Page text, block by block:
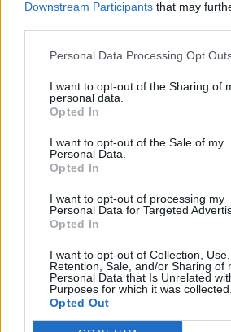
Downstream Participants that may
Personal Data Processing Opt
I want to opt-out of the Sharing of
personal data.
Opted In
I want to opt-out of the Sale of my
Personal Data.
Opted In
I want to opt-out of processing my
Personal Data for Targeted
Opted In
I want to opt-out of Collection, Use,
Retention, Sale, and/or Sharing of
Personal Data that Is Unrelated
Purposes for which it was collected.
Opted Out
Az általános iskolákban 20, a
hasonló szabályozások bevezetését.
Közoktatás
Székács Linda
Konténerkazán épülhet 300 iskola
Az sem baj, ha gépjárművel nem lehet
az alternatív fűtési módokra való áttérés.
Székács Linda